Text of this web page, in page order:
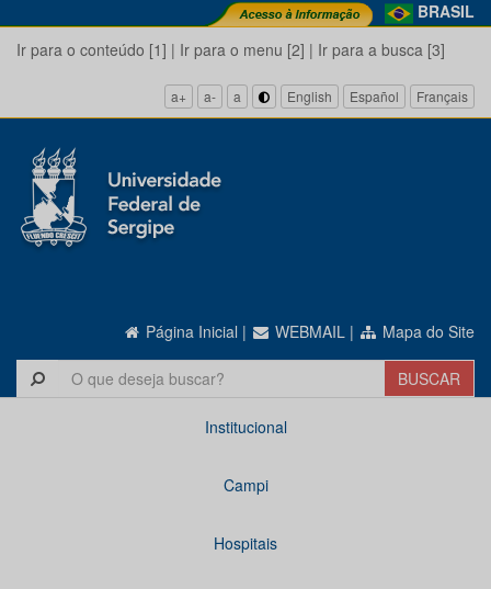
BRASIL
Ir para o conteúdo [1] | Ir para o menu [2] | Ir para a busca [3]
a+ a- a English Español Français
Página Inicial | WEBMAIL | Mapa do Site
Institucional
Campi
Hospitais